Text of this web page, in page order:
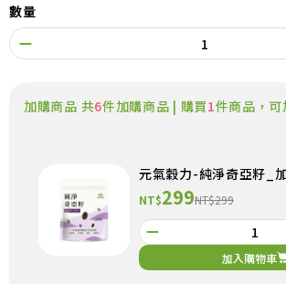
數量
加購商品 共6件加購商品 | 購買1件商品，可
元氣穀力-純淨奇亞籽_
NT$299NT$299
加入購物車